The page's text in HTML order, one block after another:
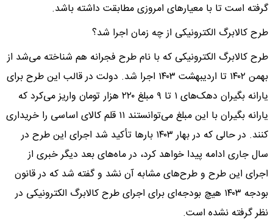
گرفته است تا با معیارهای امروزی مطابقت داشته باشد.
طرح کالابرگ الکترونیکی از چه زمان اجرا شد؟
طرح کالابرگ الکترونیکی که با نام طرح فجرانه هم شناخته می‌شد از
بهمن ۱۴۰۲ تا اردیبهشت ۱۴۰۳ اجرا شد. دولت در قالب این طرح برای
یارانه بگیران دهک‌های ۱ تا ۹ مبلغ ۲۲۰ هزار تومان واریز می‌کرد که
یارانه بگیران با این مبلغ می‌توانستند ۱۱ قلم کالای اساسی را خریداری
کنند. در حالی که در بهار ۱۴۰۳ بار‌ها تأکید شد اجرای این طرح در
سال جاری ادامه پیدا خواهد کرد، در ماه‌های بعد دیگر خبری از
اجرای این طرح و طرح‌های مشابه آن نشد و گفته شد که در قانون
بودجه ۱۴۰۳ هیچ بودجه‌ای برای اجرای طرح کالابرگ الکترونیکی در
نظر گرفته نشده است.